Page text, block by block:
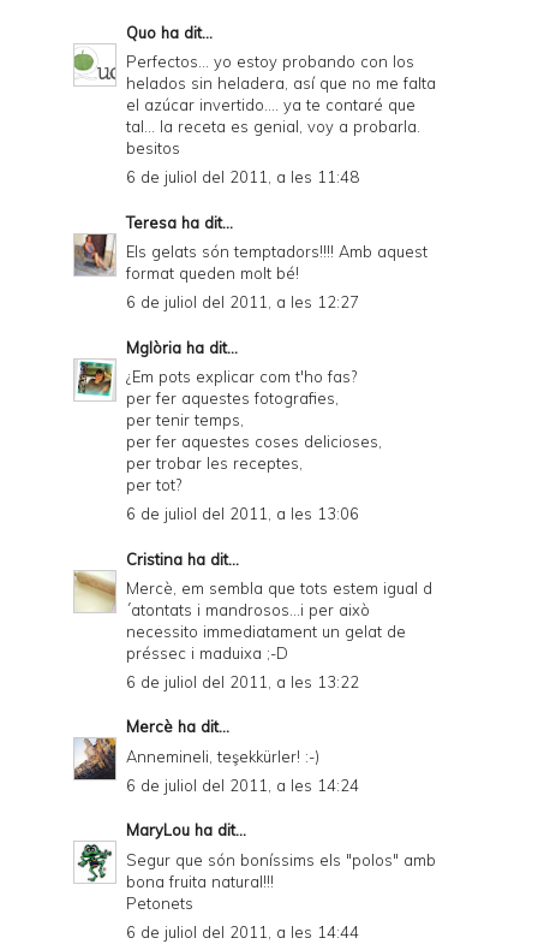
Quo ha dit...
Perfectos... yo estoy probando con los
helados sin heladera, así que no me falta
el azúcar invertido.... ya te contaré que
tal... la receta es genial, voy a probarla.
besitos
6 de juliol del 2011, a les 11:48
Teresa ha dit...
Els gelats són temptadors!!!! Amb aquest
format queden molt bé!
6 de juliol del 2011, a les 12:27
Mglòria ha dit...
¿Em pots explicar com t'ho fas?
per fer aquestes fotografies,
per tenir temps,
per fer aquestes coses delicioses,
per trobar les receptes,
per tot?
6 de juliol del 2011, a les 13:06
Cristina ha dit...
Mercè, em sembla que tots estem igual d
´atontats i mandrosos...i per això
necessito immediatament un gelat de
préssec i maduixa ;-D
6 de juliol del 2011, a les 13:22
Mercè ha dit...
Annemineli, teşekkürler! :-)
6 de juliol del 2011, a les 14:24
MaryLou ha dit...
Segur que són boníssims els "polos" amb
bona fruita natural!!!
Petonets
6 de juliol del 2011, a les 14:44